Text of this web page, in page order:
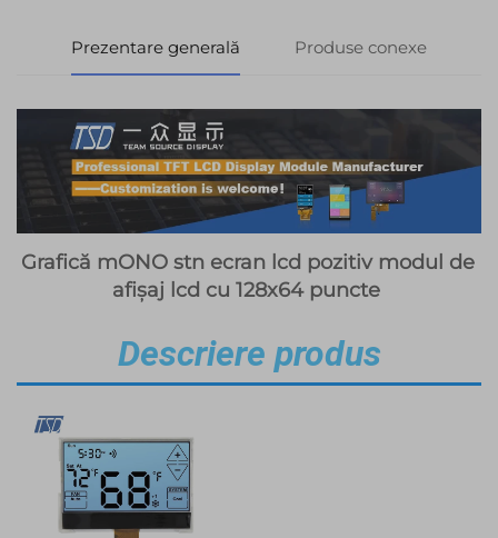
Prezentare generală Produse conexe
Grafică mONO stn ecran lcd pozitiv modul de
afișaj lcd cu 128x64 puncte
Descriere produs